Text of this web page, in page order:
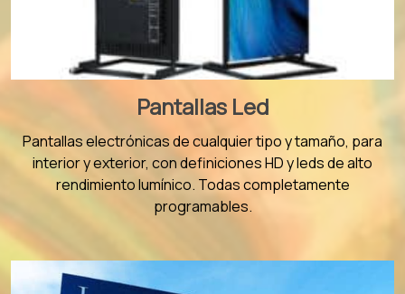
Pantallas Led
Pantallas electrónicas de cualquier tipo y tamaño, para
interior y exterior, con definiciones HD y leds de alto
rendimiento lumínico. Todas completamente
programables.